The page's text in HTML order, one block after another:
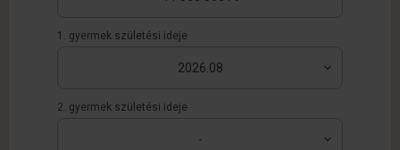
1. gyermek születési ideje
2. gyermek születési ideje